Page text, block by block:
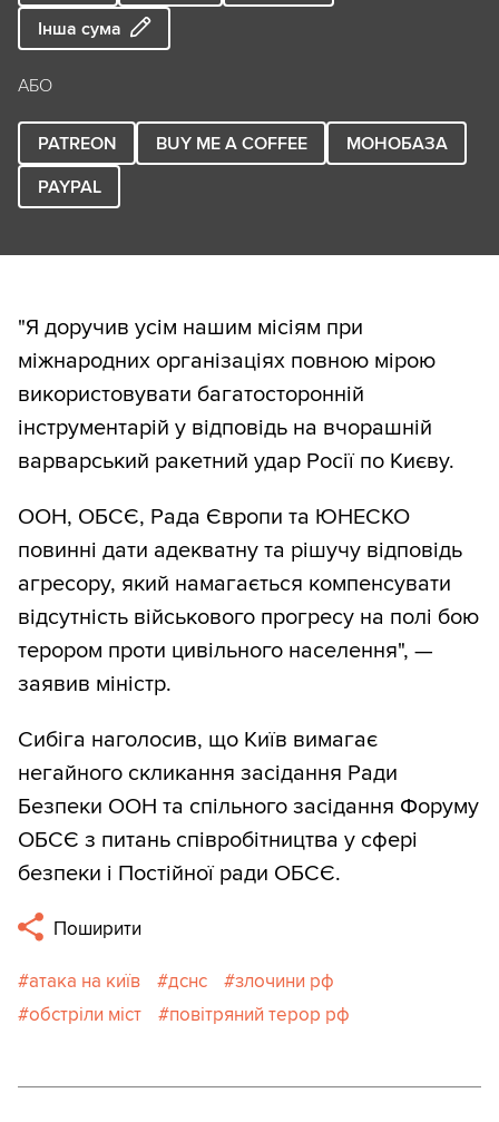
Інша сума
АБО
PATREON BUY ME A COFFEE
МОНОБАЗА
PAYPAL
"Я доручив усім нашим місіям при
міжнародних організаціях повною мірою
використовувати багатосторонній
інструментарій у відповідь на вчорашній
варварський ракетний удар Росії по Києву.
ООН, ОБСЄ, Рада Європи та ЮНЕСКО
повинні дати адекватну та рішучу відповідь
агресору, який намагається компенсувати
відсутність військового прогресу на полі бою
терором проти цивільного населення", —
заявив міністр.
Сибіга наголосив, що Київ вимагає
негайного скликання засідання Ради
Безпеки ООН та спільного засідання Форуму
ОБСЄ з питань співробітництва у сфері
безпеки і Постійної ради ОБСЄ.
Поширити
атака на київ дснс
злочини рф
обстріли міст
повітряний терор рф